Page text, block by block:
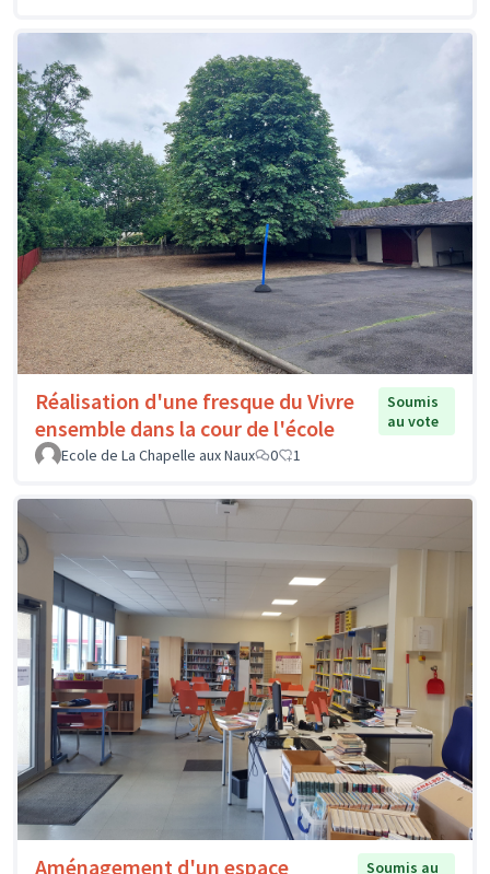
Réalisation d'une fresque du Vivre
ensemble dans la cour de l'école
Soumis
au vote
Ecole de La Chapelle aux Naux
0 1
Aménagement d'un espace Soumis au